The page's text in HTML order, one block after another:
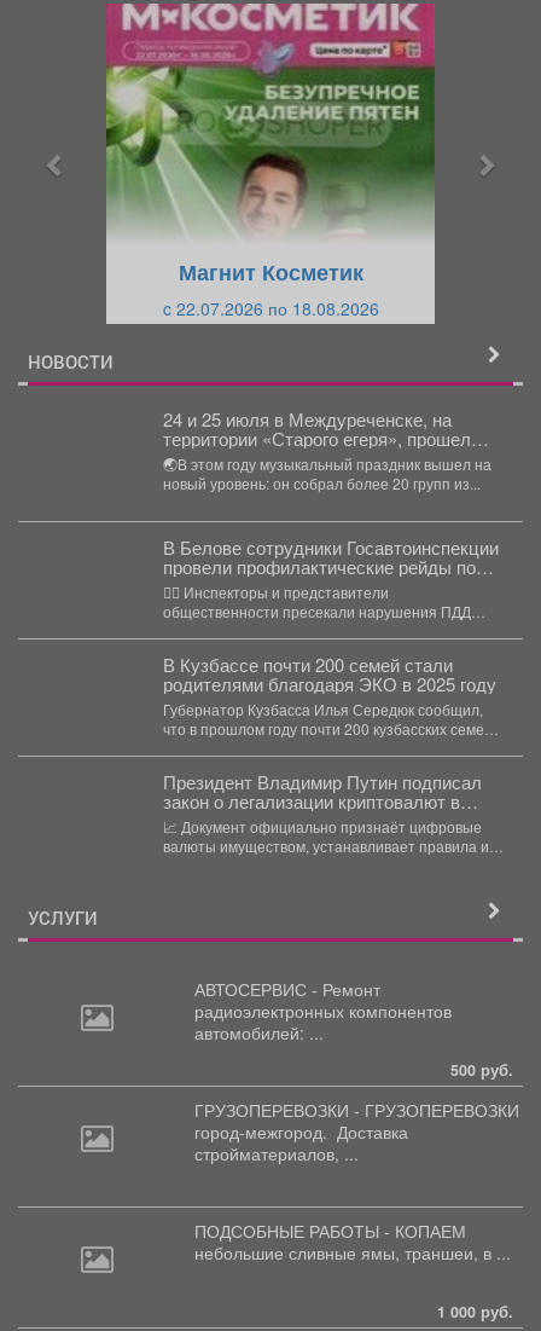
Магнит Косметик
c 22.07.2026 по 18.08.2026
НОВОСТИ
24 и 25 июля в Междуреченске, на
территории «Старого егеря», прошел
ежегодный рок фестиваль «Живая
вода».
🌏В этом году музыкальный праздник вышел на
новый уровень: он собрал более 20 групп из...
В Белове сотрудники Госавтоинспекции
провели профилактические рейды по
пресечению нарушений правил
дорожного движения
👮‍♂ Инспекторы и представители
общественности пресекали нарушения ПДД
В Кузбассе почти 200 семей стали
родителями благодаря ЭКО в 2025 году
Губернатор Кузбасса Илья Середюк сообщил,
что в прошлом году почти 200 кузбасских семей
Президент Владимир Путин подписал
закон о легализации криптовалют в
России.
📈 Документ официально признаёт цифровые
валюты имуществом, устанавливает правила их
УСЛУГИ
АВТОСЕРВИС - Ремонт
радиоэлектронных компонентов
автомобилей: ...
500 руб.
ГРУЗОПЕРЕВОЗКИ - ГРУЗОПЕРЕВОЗКИ
город-межгород. Доставка
стройматериалов, ...
ПОДСОБНЫЕ РАБОТЫ - КОПАЕМ
небольшие сливные ямы, траншеи, в ...
1 000 руб.